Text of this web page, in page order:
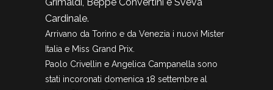
Cardinale.
Arrivano da Torino e da Venezia i nuovi Mister
Italia e Miss Grand Prix.
Paolo Crivellin e Angelica Campanella sono
stati incoronati domenica 18 settembre al